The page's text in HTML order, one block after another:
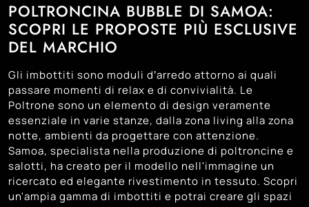
POLTRONCINA BUBBLE DI SAMOA:
SCOPRI LE PROPOSTE PIÙ ESCLUSIVE
DEL MARCHIO
Gli imbottiti sono moduli d’arredo attorno ai quali
passare momenti di relax e di convivialità. Le
Poltrone sono un elemento di design veramente
essenziale in varie stanze, dalla zona living alla zona
notte, ambienti da progettare con attenzione.
Samoa, specialista nella produzione di poltroncine e
salotti, ha creato per il modello nell'immagine un
ricercato ed elegante rivestimento in tessuto. Scopri
un'ampia gamma di imbottiti e potrai creare gli spazi